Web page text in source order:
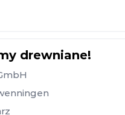
drewniane!